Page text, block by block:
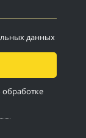
данных
обработке